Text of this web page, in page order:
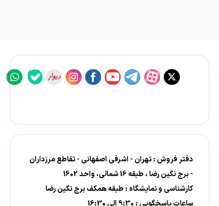
دفتر فروش : تهران - اشرفی اصفهانی - تقاطع مرزداران
- برج نگین رضا ، طبقه 16 شمالی، واحد 1602
کارشناسی و نمایشگاه : طبقه همکف برج نگین رضا